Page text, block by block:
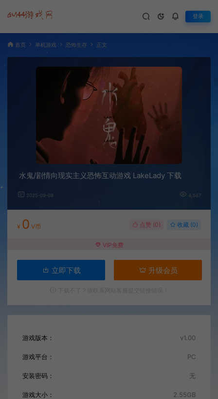
登录
首页 单机游戏 恐怖生存 正文
水鬼/剧情向现实主义恐怖互动游戏 LakeLady 下载
2025-09-08 4,567
¥ 0 V币 点赞 (0) 收藏 (0)
VIP免费
立即下载 升级会员
游戏版本： v1.00
游戏平台： PC
安装密码： 无
游戏大小： 2.55GB